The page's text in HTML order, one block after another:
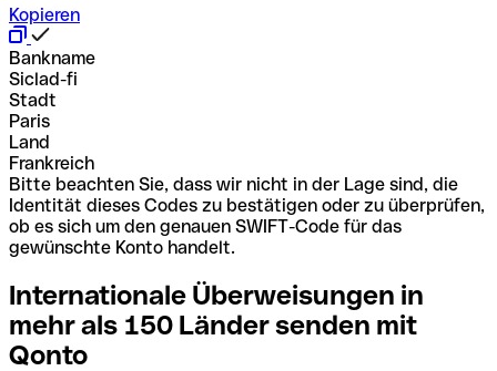
Kopieren
Bankname
Siclad-fi
Stadt
Paris
Land
Frankreich
Bitte beachten Sie, dass wir nicht in der Lage sind, die
Identität dieses Codes zu bestätigen oder zu überprüfen,
ob es sich um den genauen SWIFT-Code für das
gewünschte Konto handelt.
Internationale Überweisungen in
mehr als 150 Länder senden mit
Qonto